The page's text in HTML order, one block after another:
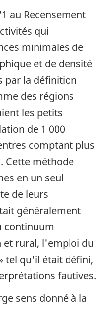
au Recensement
qui
minimales de
et de densité
par la définition
des régions
les petits
de 1 000
comptant plus
Cette méthode
en un seul
de leurs
généralement
continuum
et rural, l'emploi du
tel qu'il était défini,
fautives.
sens donné à la